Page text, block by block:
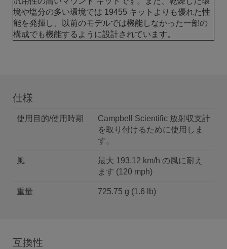
境や塩分の多い環境では 19455 キットよりも優れた性
能を発揮し、以前のモデルでは機能しなかった一部の
構成でも機能するように設計されています。
仕様
使用目的/使用時期
Campbell Scientific 放射収支計
を取り付けるために使用しま
す。
風
最大 193.12 km/h の風に耐え
ます (120 mph)
重量 725.75 g (1.6 lb)
互換性